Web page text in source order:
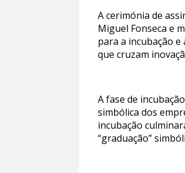
A cerimónia de
Miguel Fonseca e
para a incubação
que cruzam
A fase de
simbólica dos
incubação
“graduação”